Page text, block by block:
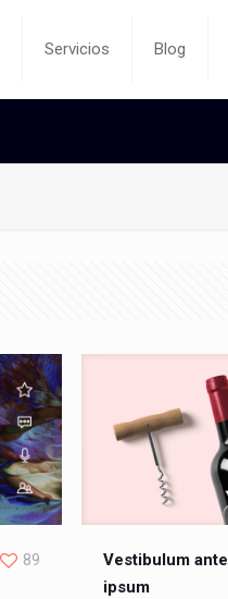
Servicios Blog
89
Vestibulum ante
ipsum